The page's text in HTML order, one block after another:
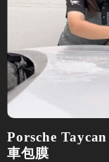
Porsche
車包膜